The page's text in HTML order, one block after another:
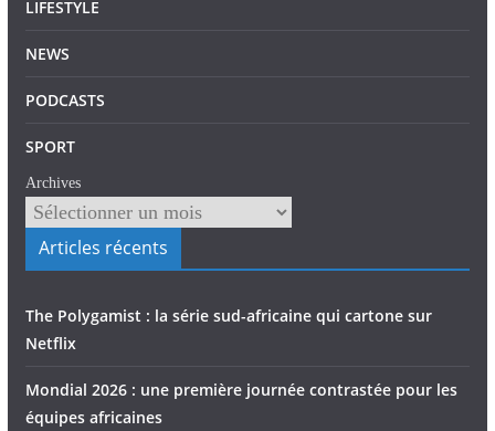
LIFESTYLE
NEWS
PODCASTS
SPORT
Archives
Articles récents
The Polygamist : la série sud-africaine qui cartone sur
Netflix
Mondial 2026 : une première journée contrastée pour les
équipes africaines